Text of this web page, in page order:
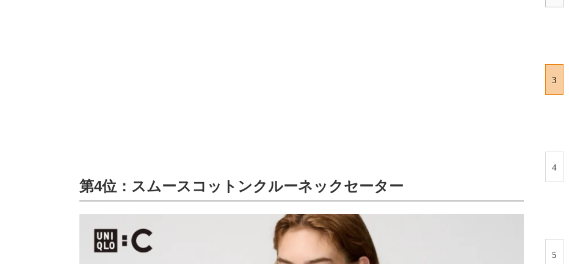
第4位：スムースコットンクルーネックセーター
3
4
5